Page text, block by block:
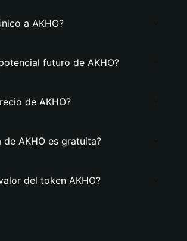
a AKHO?
futuro de AKHO?
de AKHO?
de AKHO es gratuita?
del token AKHO?